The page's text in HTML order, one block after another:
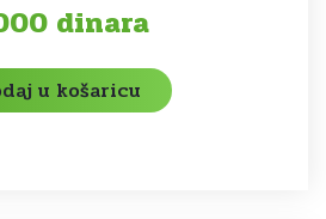
dinara
u košaricu